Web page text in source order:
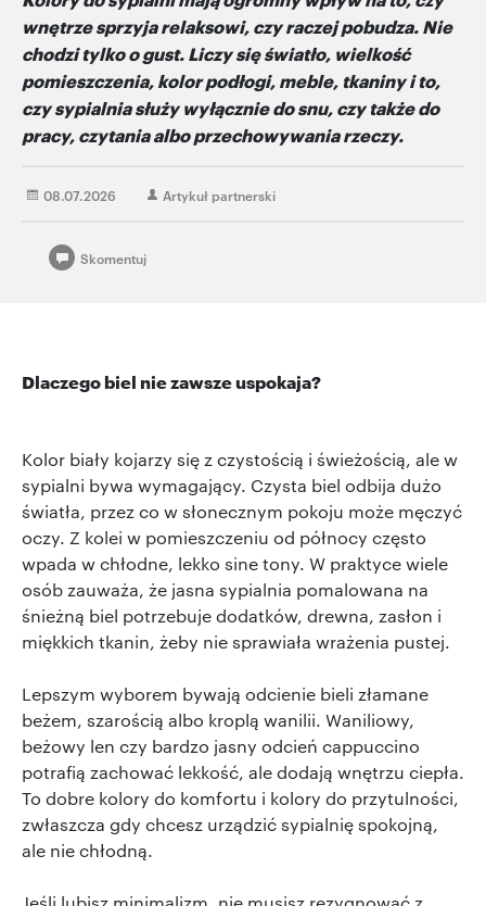
wnętrze sprzyja relaksowi, czy raczej pobudza. Nie
chodzi tylko o gust. Liczy się światło, wielkość
pomieszczenia, kolor podłogi, meble, tkaniny i to,
czy sypialnia służy wyłącznie do snu, czy także do
pracy, czytania albo przechowywania rzeczy.
08.07.2026 Artykuł partnerski
Skomentuj
Dlaczego biel nie zawsze uspokaja?
Kolor biały kojarzy się z czystością i świeżością, ale w
sypialni bywa wymagający. Czysta biel odbija dużo
światła, przez co w słonecznym pokoju może męczyć
oczy. Z kolei w pomieszczeniu od północy często
wpada w chłodne, lekko sine tony. W praktyce wiele
osób zauważa, że jasna sypialnia pomalowana na
śnieżną biel potrzebuje dodatków, drewna, zasłon i
miękkich tkanin, żeby nie sprawiała wrażenia pustej.
Lepszym wyborem bywają odcienie bieli złamane
beżem, szarością albo kroplą wanilii. Waniliowy,
beżowy len czy bardzo jasny odcień cappuccino
potrafią zachować lekkość, ale dodają wnętrzu ciepła.
To dobre kolory do komfortu i kolory do przytulności,
zwłaszcza gdy chcesz urządzić sypialnię spokojną,
ale nie chłodną.